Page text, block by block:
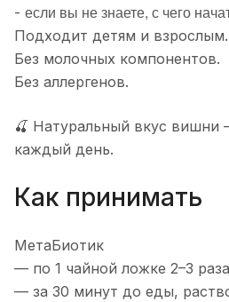
- если вы не знаете, с чего
Подходит детям и взрослым.
Без молочных компонентов.
Без аллергенов.
🍒 Натуральный вкус вишни
каждый день.
Как принимать
МетаБиотик
— по 1 чайной ложке 2–3
— за 30 минут до еды,